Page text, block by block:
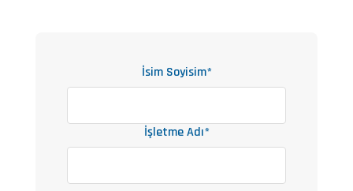
İsim Soyisim*
İşletme Adı*